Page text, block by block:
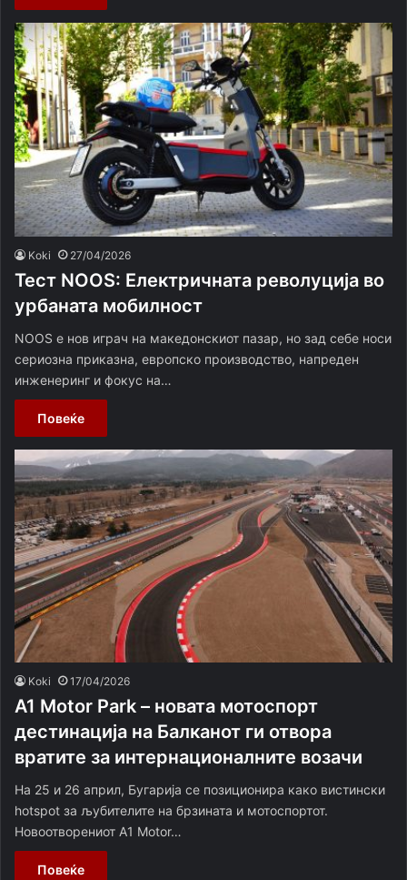
Koki 27/04/2026
Тест NOOS: Електричната револуција во
урбаната мобилност
NOOS е нов играч на македонскиот пазар, но зад себе носи
сериозна приказна, европско производство, напреден
инженеринг и фокус на…
Повеќе
Koki 17/04/2026
A1 Motor Park – новата мотоспорт
дестинација на Балканот ги отвора
вратите за интернационалните возачи
На 25 и 26 април, Бугарија се позиционира како вистински
hotspot за љубителите на брзината и мотоспортот.
Новоотворениот A1 Motor…
Повеќе